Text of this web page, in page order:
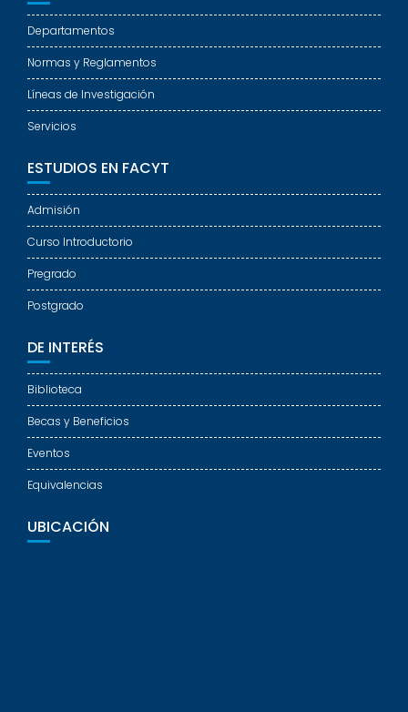
Departamentos
Normas y Reglamentos
Líneas de Investigación
Servicios
ESTUDIOS EN FACYT
Admisión
Curso Introductorio
Pregrado
Postgrado
DE INTERÉS
Biblioteca
Becas y Beneficios
Eventos
Equivalencias
UBICACIÓN